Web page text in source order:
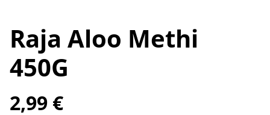
Raja Aloo Methi
450G
2,99 €